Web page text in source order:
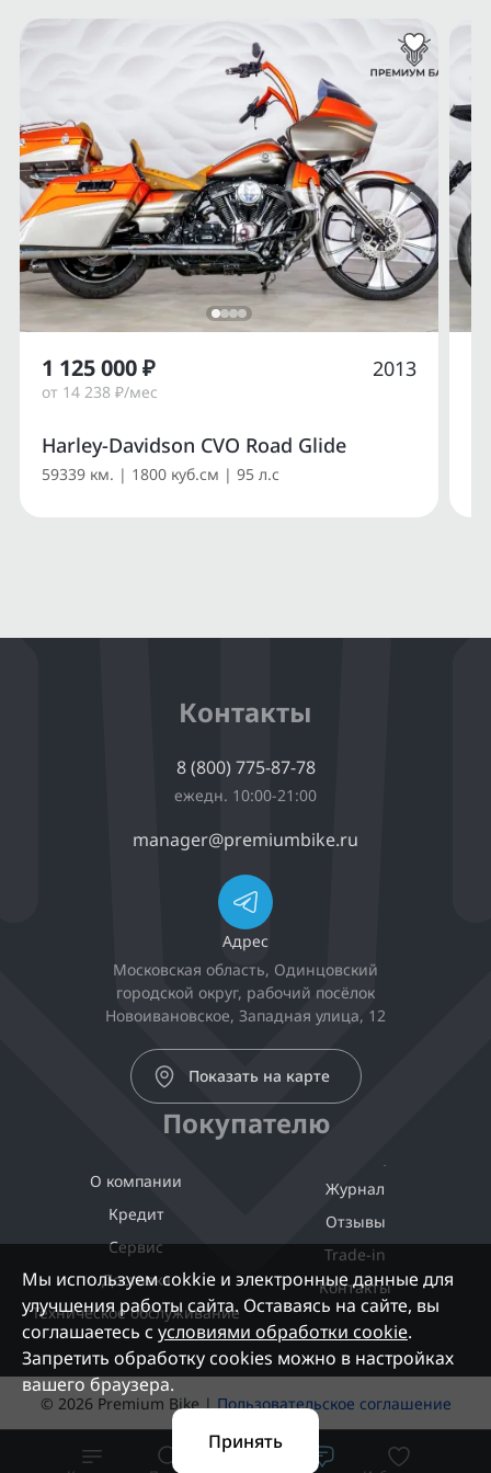
Harley-Davidson CVO Road Glide
59339 км. | 1800 куб.см | 95 л.с
1 125 000 ₽
от 14 238 ₽/мес
2013
Контакты
8 (800) 775-87-78
ежедн. 10:00-21:00
manager@premiumbike.ru
Адрес
Московская область, Одинцовский
городской округ, рабочий посёлок
Новоивановское, Западная улица, 12
Показать на карте
Покупателю
О компании
Кредит
Сервис
Доставка
Техническое обслуживание
Журнал
Отзывы
Trade-in
Контакты
© 2026 Premium Bike |Пользовательское соглашение
Мы используем cokkie и электронные данные для
улучшения работы сайта. Оставаясь на сайте, вы
соглашаетесь с условиями обработки cookie.
Запретить обработку cookies можно в настройках
вашего браузера.
Принять